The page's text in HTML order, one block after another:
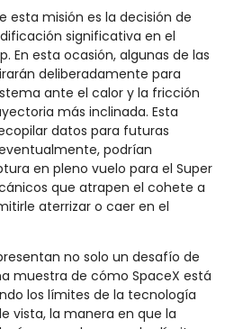
misión es la decisión de
significativa en el
En esta ocasión, algunas de las
deliberadamente para
ante el calor y la fricción
más inclinada. Esta
datos para futuras
podrían
en pleno vuelo para el Super
que atrapen el cohete a
aterrizar o caer en el
no solo un desafío de
muestra de cómo SpaceX está
los límites de la tecnología
vista, la manera en que la